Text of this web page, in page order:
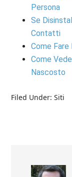
Persona
Se
Contatti
Come Fare
Come
Nascosto
Filed Under:Siti